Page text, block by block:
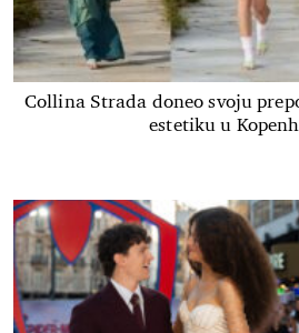
Collina Strada doneo svoju
estetiku u